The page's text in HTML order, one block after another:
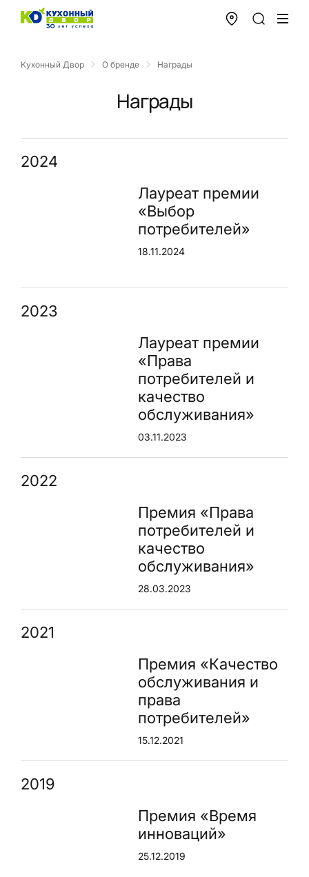
Кухонный Двор О бренде Награды
Награды
2024
Лауреат премии
«Выбор
потребителей»
18.11.2024
2023
Лауреат премии
«Права
потребителей и
качество
обслуживания»
03.11.2023
2022
Премия «Права
потребителей и
качество
обслуживания»
28.03.2023
2021
Премия «Качество
обслуживания и
права
потребителей»
15.12.2021
2019
Премия «Время
инноваций»
25.12.2019